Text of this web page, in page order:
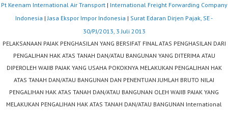
Pt Keenam International Air Transport| International Freight Forwarding Company
Indonesia | Jasa Ekspor Impor Indonesia | Surat Edaran Dirjen Pajak, SE -
30/PJ/2013, 3 Juli 2013
PELAKSANAAN PAJAK PENGHASILAN YANG BERSIFAT FINAL ATAS PENGHASILAN DARI
PENGALIHAN HAK ATAS TANAH DAN/ATAU BANGUNAN YANG DITERIMA ATAU
DIPEROLEH WAJIB PAJAK YANG USAHA POKOKNYA MELAKUKAN PENGALIHAN HAK
ATAS TANAH DAN/ATAU BANGUNAN DAN PENENTUAN JUMLAH BRUTO NILAI
PENGALIHAN HAK ATAS TANAH DAN/ATAU BANGUNAN OLEH WAJIB PAJAK YANG
MELAKUKAN PENGALIHAN HAK ATAS TANAH DAN/ATAU BANGUNAN International